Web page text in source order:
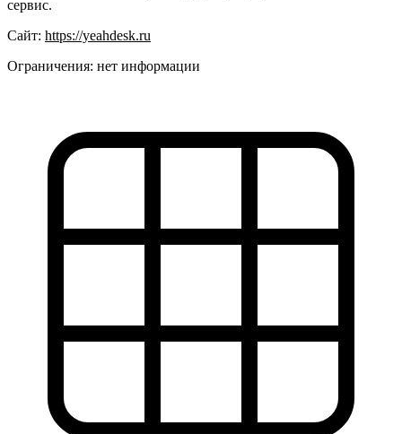
сервис.
Сайт: https://yeahdesk.ru
Ограничения: нет информации